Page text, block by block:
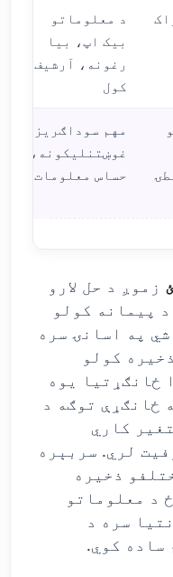
د معلوماتو
بیک اپ، بیا
رغونه، آرشیف
کول
مهم سوداګریز
غوښتنلیکونه،
حساس معلومات
زموږ د حل لارو
پیمانه کولو
په اسانۍ سره
کولو
ځانګړتیا یوه
ځانګړې توګه د
کاري
لري. سربېره
ذخیره
د معلوماتو
سره د
ساده کوي.